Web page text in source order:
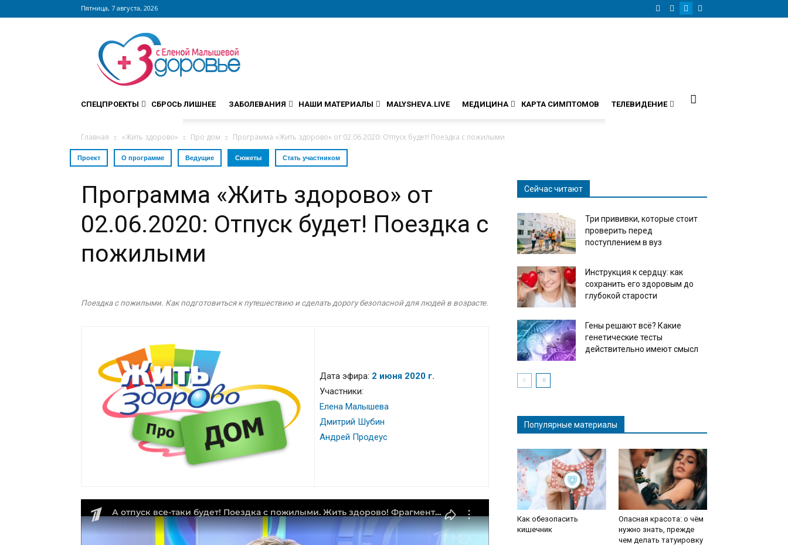
Пятница, 7 августа, 2026
Сайт
zdorovieinfo.ru
крупнейший
медицинский
интернет-
СПЕЦПРОЕКТЫ СБРОСЬ ЛИШНЕЕ ЗАБОЛЕВАНИЯ НАШИ МАТЕРИАЛЫ MALYSHEVA.LIVE МЕДИЦИНА КАРТА СИМПТОМОВ ТЕЛЕВИДЕНИЕ
Главная «Жить здорово» Про дом Программа «Жить здорово» от 02.06.2020: Отпуск будет! Поездка с пожилыми
Проект О программе Ведущие Сюжеты Стать участником
Программа «Жить здорово» от
02.06.2020: Отпуск будет! Поездка с
пожилыми
Поездка с пожилыми. Как подготовиться к путешествию и сделать дорогу безопасной для людей в возрасте.
Дата эфира: 2 июня 2020 г.
Участники:
Елена Малышева
Дмитрий Шубин
Андрей Продеус
Сейчас читают
Три прививки, которые стоит
проверить перед
поступлением в вуз
Инструкция к сердцу: как
сохранить его здоровым до
глубокой старости
Гены решают всё? Какие
генетические тесты
действительно имеют смысл
Популярные материалы
Как обезопасить
кишечник
Опасная красота: о чём
нужно знать, прежде
чем делать татуировку